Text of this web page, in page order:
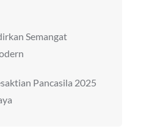
Semangat
Pancasila 2025